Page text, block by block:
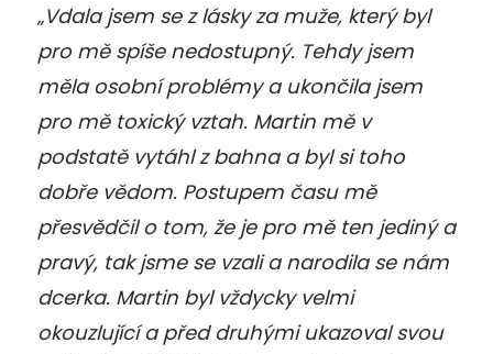
„Vdala jsem se z lásky za muže, který byl
pro mě spíše nedostupný. Tehdy jsem
měla osobní problémy a ukončila jsem
pro mě toxický vztah. Martin mě v
podstatě vytáhl z bahna a byl si toho
dobře vědom. Postupem času mě
přesvědčil o tom, že je pro mě ten jediný a
pravý, tak jsme se vzali a narodila se nám
dcerka. Martin byl vždycky velmi
okouzlující a před druhými ukazoval svou